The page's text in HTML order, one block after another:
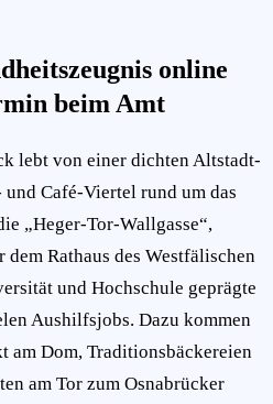
online
beim Amt
lebt von einer dichten Altstadt-
Café-Viertel rund um das
„Heger-Tor-Wallgasse“,
Rathaus des Westfälischen
und Hochschule geprägte
Aushilfsjobs. Dazu kommen
am Dom, Traditionsbäckereien
am Tor zum Osnabrücker